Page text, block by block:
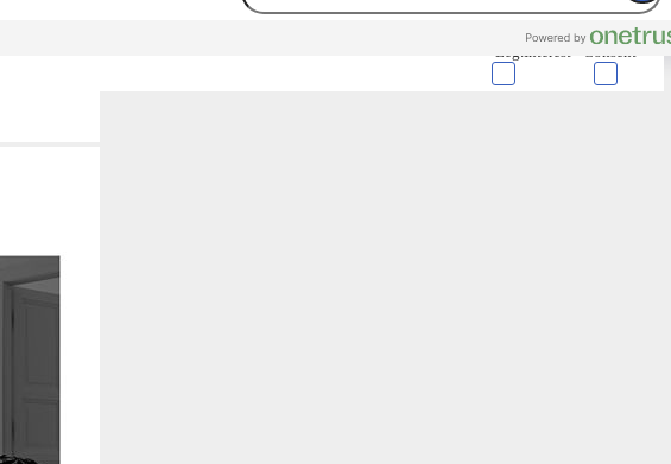
correctamente. Por lo general, la información no te identifica directamente, pero puede brindarte una
Debido a que respetamos tu derecho a la privacidad, te damos la opción de no permitir ciertos
Consent
Leg.Interest